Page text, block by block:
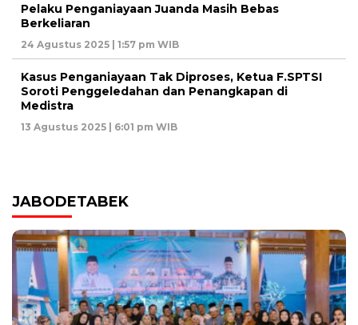
Pelaku Penganiayaan Juanda Masih Bebas
Berkeliaran
24 Agustus 2025 | 1:57 pm WIB
Kasus Penganiayaan Tak Diproses, Ketua F.SPTSI
Soroti Penggeledahan dan Penangkapan di
Medistra
13 Agustus 2025 | 6:01 pm WIB
JABODETABEK